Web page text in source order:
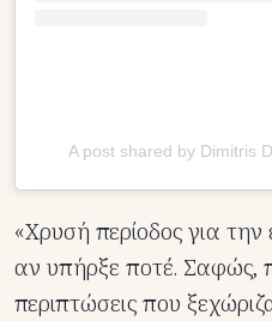
A post shared by Dimitris
«Χρυσή περίοδος για
αν υπήρξε ποτέ. Σαφώς,
περιπτώσεις που